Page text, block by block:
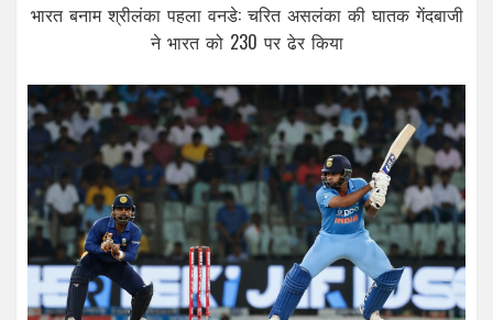
भारत बनाम श्रीलंका पहला वनडे: चरित असलंका की घातक गेंदबाजी
ने भारत को 230 पर ढेर किया